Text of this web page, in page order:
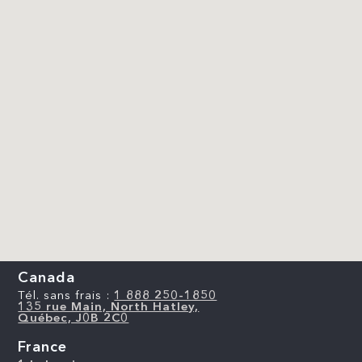
Canada
Tél. sans frais : 1 888 250-1850
135 rue Main, North Hatley,
Québec, J0B 2C0
France